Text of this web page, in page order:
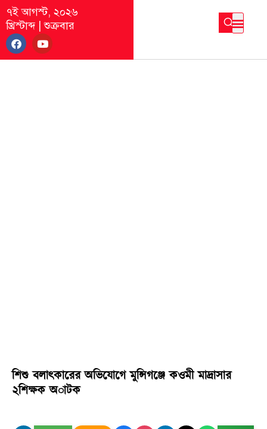
৭ই আগস্ট, ২০২৬
খ্রিস্টাব্দ|শুক্রবার
শিশু বলাৎকারের অভিযোগে মুন্সিগঞ্জে কওমী মাদ্রাসার
২শিক্ষক অাটক